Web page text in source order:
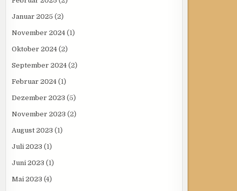
Januar 2025 (2)
November 2024(1)
Oktober 2024(2)
September 2024(2)
Februar 2024(1)
Dezember 2023 (5)
November 2023 (2)
August 2023 (1)
Juli 2023 (1)
Juni 2023 (1)
Mai 2023 (4)